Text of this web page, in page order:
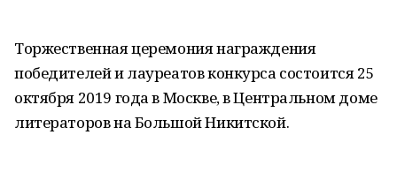
Торжественная церемония награждения
победителей и лауреатов конкурса состоится 25
октября 2019 года в Москве, в Центральном доме
литераторов на Большой Никитской.